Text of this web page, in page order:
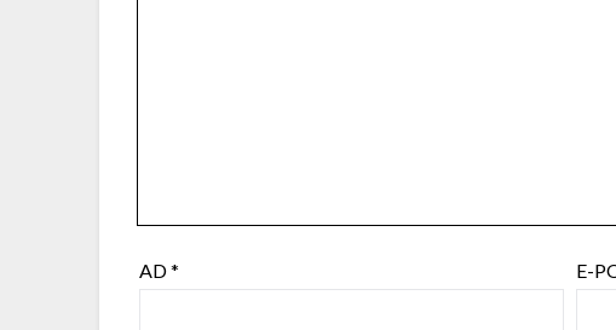
AD* E-